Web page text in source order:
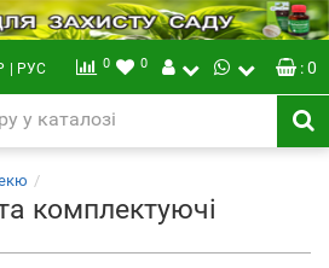
| РУС 0 0 : 0
комплектуючі